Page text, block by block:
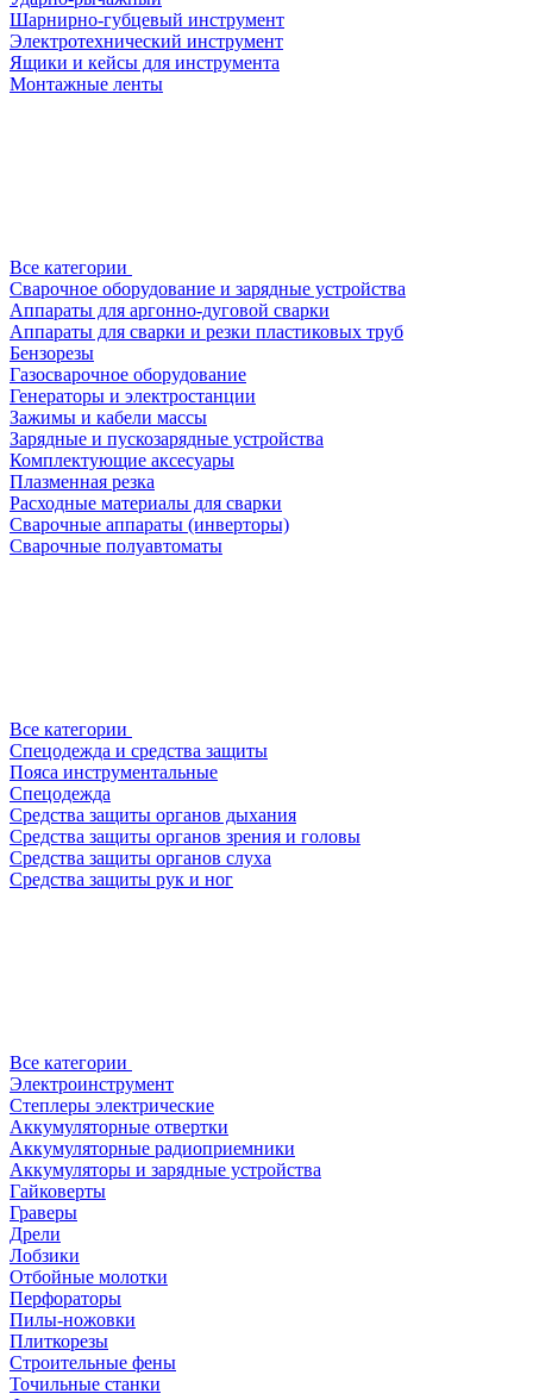
Шарнирно-губцевый инструмент
Электротехнический инструмент
Ящики и кейсы для инструмента
Монтажные ленты
Все категории
Сварочное оборудование и зарядные устройства
Аппараты для аргонно-дуговой сварки
Аппараты для сварки и резки пластиковых труб
Бензорезы
Газосварочное оборудование
Генераторы и электростанции
Зажимы и кабели массы
Зарядные и пускозарядные устройства
Комплектующие аксесуары
Плазменная резка
Расходные материалы для сварки
Сварочные аппараты (инверторы)
Сварочные полуавтоматы
Все категории
Спецодежда и средства защиты
Пояса инструментальные
Спецодежда
Средства защиты органов дыхания
Средства защиты органов зрения и головы
Средства защиты органов слуха
Средства защиты рук и ног
Все категории
Электроинструмент
Степлеры электрические
Аккумуляторные отвертки
Аккумуляторные радиоприемники
Аккумуляторы и зарядные устройства
Гайковерты
Граверы
Дрели
Лобзики
Отбойные молотки
Перфораторы
Пилы-ножовки
Плиткорезы
Строительные фены
Точильные станки